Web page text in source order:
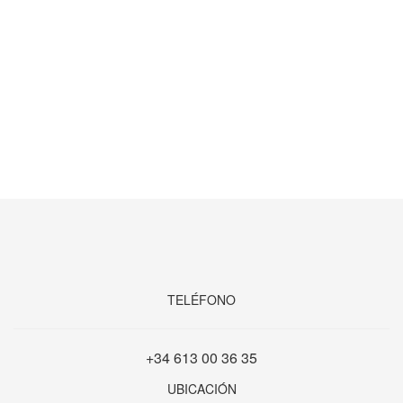
TELÉFONO
+34 613 00 36 35
UBICACIÓN